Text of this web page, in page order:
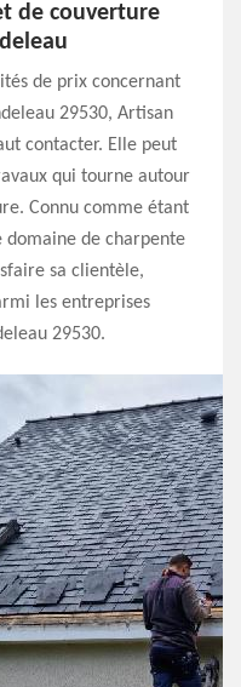
de couverture
de prix concernant
29530, Artisan
contacter. Elle peut
qui tourne autour
Connu comme étant
de charpente
sa clientèle,
les entreprises
29530.